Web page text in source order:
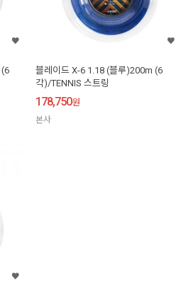
블레이드 X-6 1.18 (블루)200m (6
각)/TENNIS 스트링
178,750원
본사